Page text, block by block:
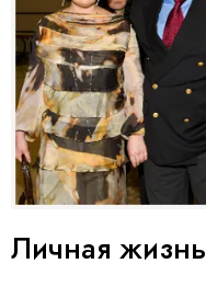
Личная